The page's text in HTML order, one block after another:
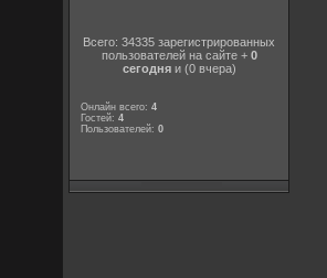
Всего: 34335 зарегистрированных
пользователей на сайте + 0
сегодняи (0 вчера)
Онлайн всего:4
Гостей:4
Пользователей:0